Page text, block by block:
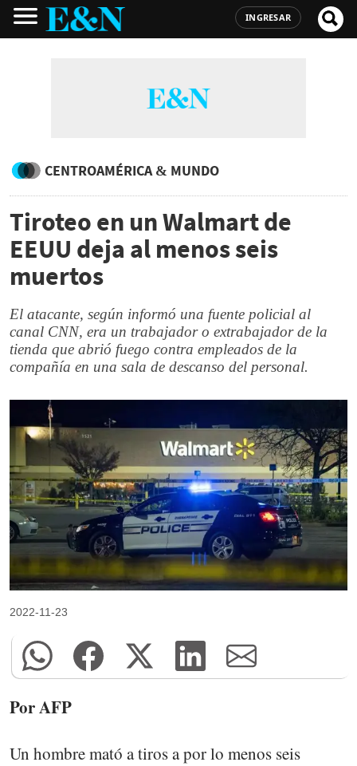
INGRESAR
CENTROAMÉRICA & MUNDO
Tiroteo en un Walmart de
EEUU deja al menos seis
muertos
El atacante, según informó una fuente policial al
canal CNN, era un trabajador o extrabajador de la
tienda que abrió fuego contra empleados de la
compañía en una sala de descanso del personal.
2022-11-23
Por AFP
Un hombre mató a tiros a por lo menos seis